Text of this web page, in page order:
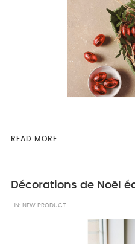
READ MORE
IN: NEW PRODUCT